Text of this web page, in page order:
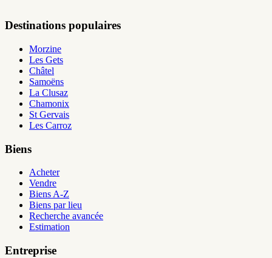
Destinations populaires
Morzine
Les Gets
Châtel
Samoëns
La Clusaz
Chamonix
St Gervais
Les Carroz
Biens
Acheter
Vendre
Biens A-Z
Biens par lieu
Recherche avancée
Estimation
Entreprise